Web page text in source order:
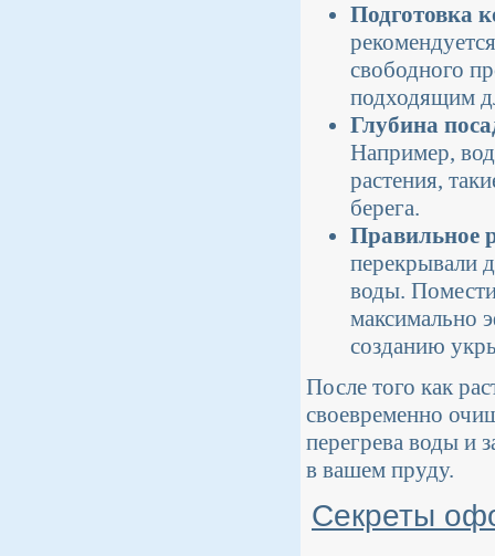
Подготовка
свободного
подходящим
Глубина
Например,
растения,
берега.
Правильное
перекрывали
воды.
максимально
созданию
После того как
своевременно
перегрева воды и
в вашем пруду.
Секреты